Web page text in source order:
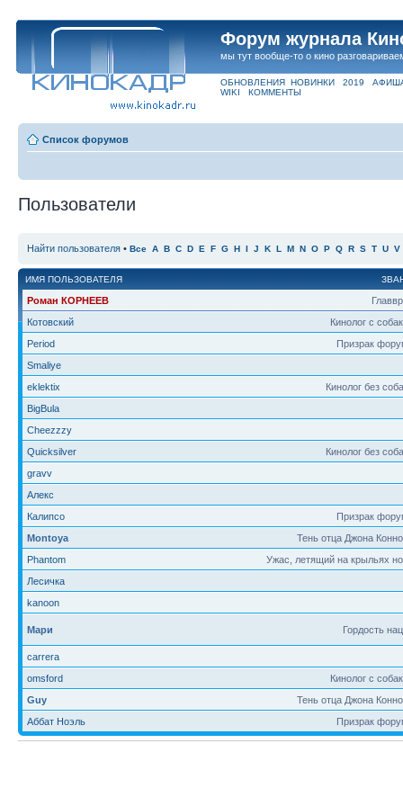
Форум журнала
мы тут вообще-то о кино
ОБНОВЛЕНИЯ НОВИНКИ 2019
WIKI
КОММЕНТЫ
Список форумов
Пользователи
Найти пользователя • Все A B C D E F G H I J K L M N O P Q R S T U V
ИМЯ ПОЛЬЗОВАТЕЛЯ
Роман КОРНЕЕВ
Кинолог с
Котовский
Призрак
Period
Smaliye
Кинолог без
eklektix
BigBula
Cheezzzy
Кинолог без
Quicksilver
gravv
Алекс
Призрак
Калипсо
Тень отца Джона
Montoya
Ужас, летящий на крыльях
Phantom
Лесичка
kanoon
Гордость
Мари
carrera
Кинолог с
omsford
Тень отца Джона
Guy
Призрак
Аббат Ноэль